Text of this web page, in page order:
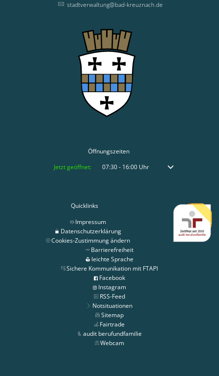
stadtverwaltung@bad-kreuznach.de
Öffnungszeiten
Klicken, um weitere Öffnungs- oder Schließzeiten auszublenden
Jetzt geöffnet: 07:30- 16:00Uhr Von 07:30 bis 16:00
Quicklinks
Impressum
Datenschutzerklärung
Cookies-Zustimmung ändern
Barrierefreiheit
leichte Sprache
Sichere Kommunikation mit FTAPI
Facebook
Instagram
RSS-Feed
Notsituationen
Sitemap
Fairtrade
audit berufundfamilie
Webcam